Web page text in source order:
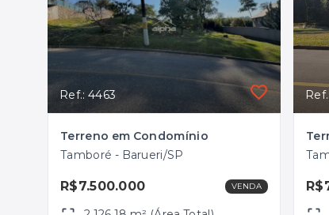
Ref.: 4463
Terreno em Condomínio
Tamboré - Barueri/SP
R$7.500.000 VENDA